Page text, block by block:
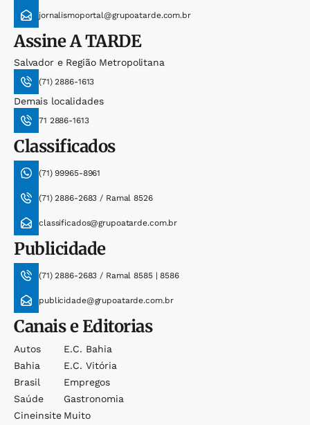
jornalismoportal@grupoatarde.com.br
AssineA TARDE
Salvador e Região Metropolitana
(71) 2886-1613
Demais localidades
71 2886-1613
Classificados
(71) 99965-8961
(71) 2886-2683 / Ramal 8526
classificados@grupoatarde.com.br
Publicidade
(71) 2886-2683 / Ramal 8585 | 8586
publicidade@grupoatarde.com.br
Canais e Editorias
Autos
Bahia
Brasil
Saúde
Cineinsite
E.c. Bahia
E.c. Vitória
Empregos
Gastronomia
Muito